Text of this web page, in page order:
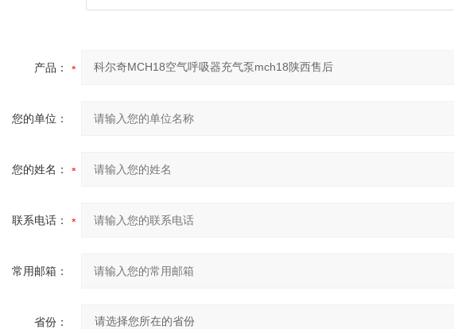
产品：
您的单位：
您的姓名：
联系电话：
常用邮箱：
省份：